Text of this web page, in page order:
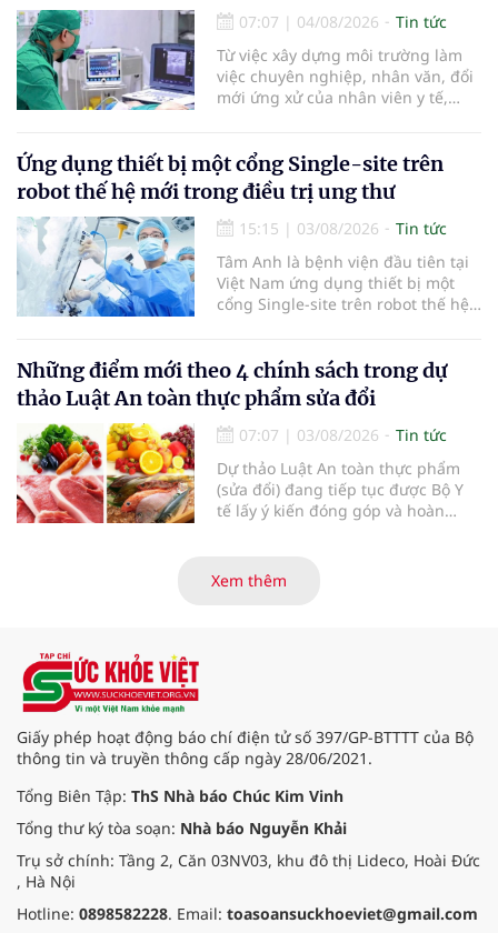
bằng phẫu thuật robot thay vì phải
cắt bỏ toàn bộ quả thận như trước
đây.
07:07 | 04/08/2026
Tin tức
Từ việc xây dựng môi trường làm
việc chuyên nghiệp, nhân văn, đổi
mới ứng xử của nhân viên y tế,
đồng cảm, gắn kết cao giữa thầy
thuốc với bệnh nhân.
Ứng dụng thiết bị một cổng Single-site trên
robot thế hệ mới trong điều trị ung thư
15:15 | 03/08/2026
Tin tức
Tâm Anh là bệnh viện đầu tiên tại
Việt Nam ứng dụng thiết bị một
cổng Single-site trên robot thế hệ
Những điểm mới theo 4 chính sách trong dự
thảo Luật An toàn thực phẩm sửa đổi
07:07 | 03/08/2026
Tin tức
Dự thảo Luật An toàn thực phẩm
(sửa đổi) đang tiếp tục được Bộ Y
tế lấy ý kiến đóng góp và hoàn
cường hậu kiểm, ứng dụng chuyển
đổi số, kiểm soát nguy cơ theo toàn
Xem thêm
Giấy phép hoạt động báo chí điện tử số 397/GP-BTTTT của Bộ
thông tin và truyền thông cấp ngày 28/06/2021.
Tổng Biên Tập: ThS Nhà báo Chúc Kim Vinh
Tổng thư ký tòa soạn: Nhà báo Nguyễn Khải
Trụ sở chính: Tầng 2, Căn 03NV03, khu đô thị Lideco, Hoài Đức
, Hà Nội
Hotline: 0898582228. Email: toasoansuckhoeviet@gmail.com